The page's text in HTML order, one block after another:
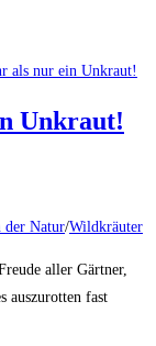
Unkraut!
der Natur/Wildkräuter
aller Gärtner,
auszurotten fast